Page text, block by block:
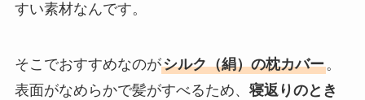
すい素材なんです。
そこでおすすめなのがシルク（絹）の枕カバー。
表面がなめらかで髪がすべるため、 寝返りのとき